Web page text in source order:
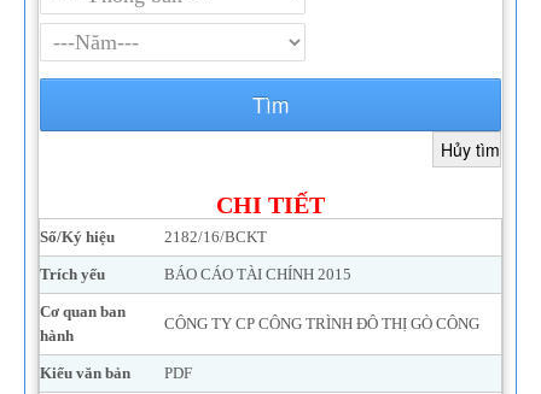
Tìm
CHI TIẾT
Số/Ký hiệu 2182/16/BCKT
Trích yếu BÁO CÁO TÀI CHÍNH 2015
Cơ quan ban
hành
CÔNG TY CP CÔNG TRÌNH ĐÔ THỊ GÒ CÔNG
Kiểu văn bản PDF